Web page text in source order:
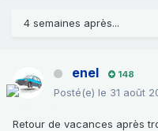
4 semaines après...
enel 148
Posté(e) le 31 août
Retour de vacances après